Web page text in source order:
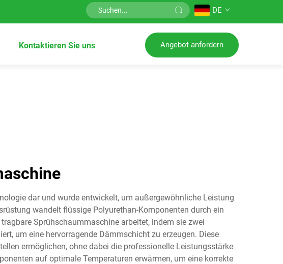
DE
Kontaktieren Sie uns Angebot anfordern
dar und wurde entwickelt, um außergewöhnliche Leistung
wandelt flüssige Polyurethan-Komponenten durch ein
Sprühschaummaschine arbeitet, indem sie zwei
um eine hervorragende Dämmschicht zu erzeugen. Diese
ermöglichen, ohne dabei die professionelle Leistungsstärke
auf optimale Temperaturen erwärmen, um eine korrekte